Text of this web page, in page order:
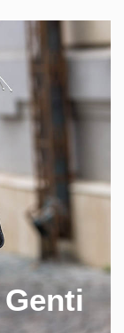
Genti